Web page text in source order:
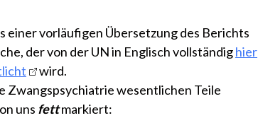
einer vorläufigen Übersetzung des Berichts
der von der UN in Englisch vollständighier
wird.
Zwangspsychiatrie wesentlichen Teile
uns fettmarkiert: